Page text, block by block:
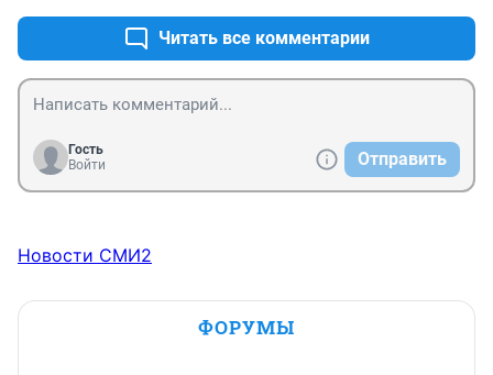
Читать все комментарии
Гость
Войти
Отправить
Новости СМИ2
ФОРУМЫ